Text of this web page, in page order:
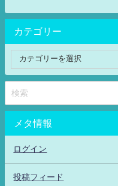
カテゴリー
メタ情報
ログイン
投稿フィード